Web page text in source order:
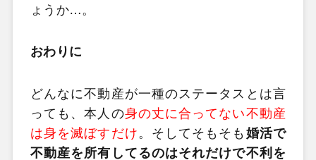
ょうか…。
おわりに
どんなに不動産が一種のステータスとは言
っても、本人の身の丈に合ってない不動産
は身を滅ぼすだけ 。そしてそもそも 婚活で
不動産を所有してるのはそれだけで不利を